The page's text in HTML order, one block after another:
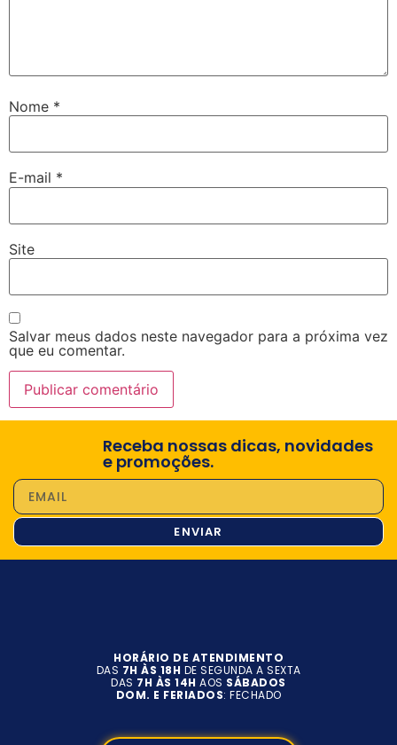
Nome *
E-mail *
Site
Salvar meus dados neste navegador para a próxima vez
que eu comentar.
Receba nossas dicas, novidades
e promoções.
ENVIAR
HORÁRIO DE ATENDIMENTO
DAS 7H ÀS 18H DE SEGUNDA A SEXTA
DAS 7H ÀS 14H AOS SÁBADOS
DOM. E FERIADOS: FECHADO